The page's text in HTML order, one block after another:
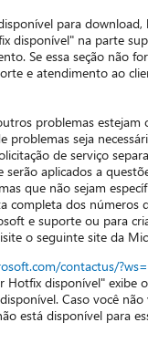
para download,
disponível" na parte
Se essa seção não
e atendimento ao
problemas estejam
problemas seja
de serviço
serão aplicados a
que não sejam
completa dos números
e suporte ou para
o seguinte site da
contactus/
Hotfix disponível" exibe
Caso você não
está disponível para